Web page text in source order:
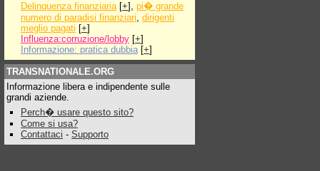
Delinquenza finanziaria[+], pi� grande
numero di paradisi finanziari, dirigenti
meglio pagati [+]
Influenza:corruzione/lobby [+]
Informazione: pratica dubbia [+]
TRANSNATIONALE.ORG
Informazione libera e indipendente sulle
grandi aziende.
Perch� usare questo sito?
Come si usa?
Contattaci - Supporto